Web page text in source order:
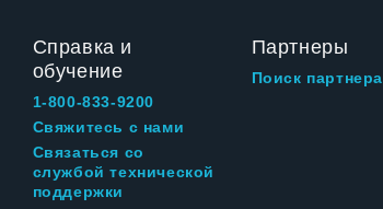
Справка и
обучение
1-800-833-9200
Свяжитесь с нами
Связаться со
службой технической
поддержки
Партнеры
Поиск партнера